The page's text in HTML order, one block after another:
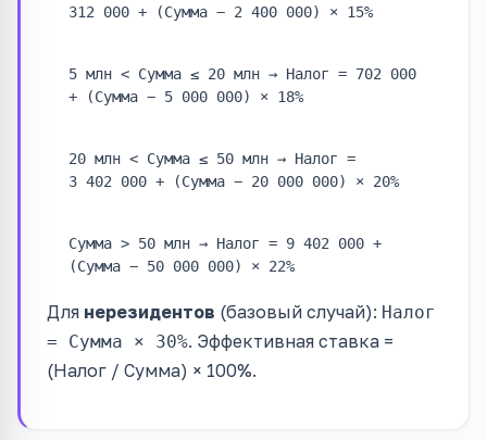
312 000 + (Сумма − 2 400 000) × 15%
5 млн < Сумма ≤ 20 млн → Налог = 702 000
+ (Сумма − 5 000 000) × 18%
20 млн < Сумма ≤ 50 млн → Налог =
3 402 000 + (Сумма − 20 000 000) × 20%
Сумма > 50 млн → Налог = 9 402 000 +
(Сумма − 50 000 000) × 22%
Для нерезидентов (базовый случай): Налог
= Сумма × 30%. Эффективная ставка =
(Налог / Сумма) × 100%.